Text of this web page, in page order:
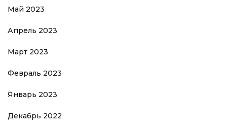
Май 2023
Апрель 2023
Март 2023
Февраль 2023
Январь 2023
Декабрь 2022